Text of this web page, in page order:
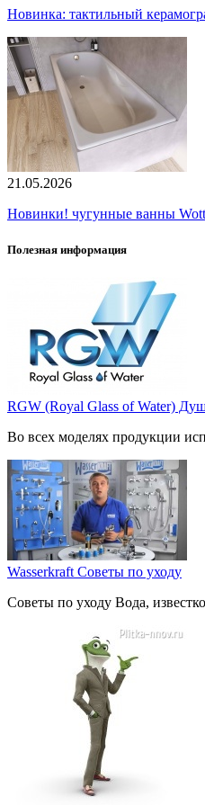
Новинка: тактильный
21.05.2026
Новинки! чугунные ванны
Полезная информация
RGW (Royal Glass of Water)
Во всех моделях продукции
Wasserkraft Советы по уходу
Советы по уходу Вода,